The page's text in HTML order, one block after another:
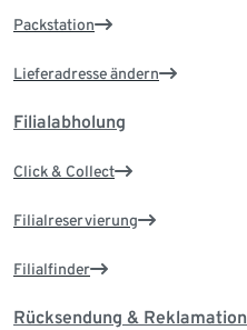
Packstation
Lieferadresse ändern
Filialabholung
Click & Collect
Filialreservierung
Filialfinder
Rücksendung & Reklamation